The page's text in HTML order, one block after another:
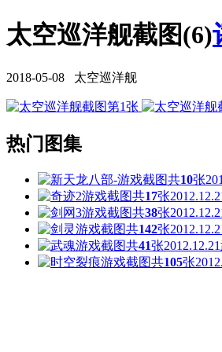
太空巡洋舰截图(6)
2018-05-08 太空巡洋舰
热门图集
共10张
共17张
共38张
共142张
共41张2012.12.21
共105张